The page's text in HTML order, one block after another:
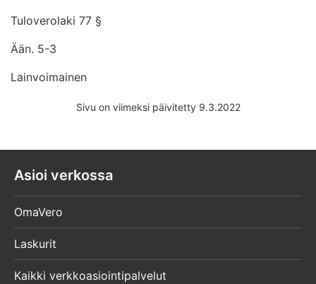
Tuloverolaki 77 §
Ään. 5-3
Lainvoimainen
Sivu on viimeksi päivitetty 9.3.2022
Asioi verkossa
OmaVero
Laskurit
Kaikki verkkoasiointipalvelut